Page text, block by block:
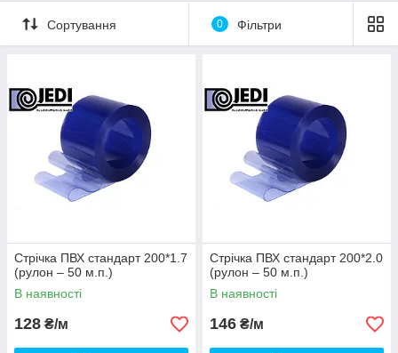
Сортування 0 Фільтри
Стрічка ПВХ стандарт 200*1.7
(рулон – 50 м.п.)
В наявності
128 ₴/м
Стрічка ПВХ стандарт 200*2.0
(рулон – 50 м.п.)
В наявності
146 ₴/м